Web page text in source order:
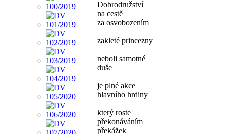
Dobrodružství
na cestě
za osvobozením
zakleté princezny
neboli samotné
duše
je plné akce
hlavního hrdiny
který roste
překonáváním
překážek